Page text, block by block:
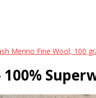
Merino Fine Wool, 100
100%